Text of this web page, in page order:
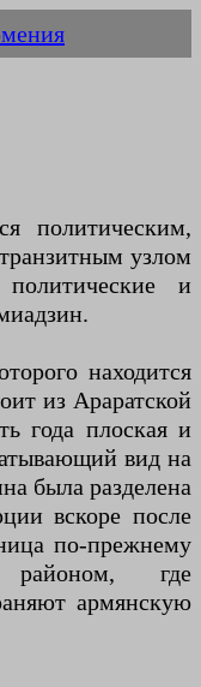
политическим,
узлом
и
находится
из Араратской
года плоская и
вид на
была разделена
вскоре после
по-прежнему
районом, где
армянскую